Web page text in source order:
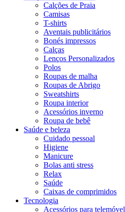
Calções de Praia
Camisas
T-shirts
Aventais publicitários
Bonés impressos
Calças
Lenços Personalizados
Polos
Roupas de malha
Roupas de Abrigo
Sweatshirts
Roupa interior
Acessórios inverno
Roupa de bebê
Saúde e beleza
Cuidado pessoal
Higiene
Manicure
Bolas anti stress
Relax
Saúde
Caixas de comprimidos
Tecnologia
Acessórios para telemóvel